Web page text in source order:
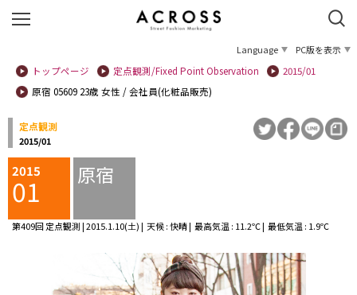
Language
PC版を表示
トップページ
定点観測/Fixed Point Observation
2015/01
原宿 05609 23歳 女性 / 会社員(化粧品販売)
定点観測
2015/01
2015
01 原宿
第409回 定点観測 | 2015.1.10(土) | 天候 : 快晴 | 最高気温 : 11.2℃ | 最低気温 : 1.9℃